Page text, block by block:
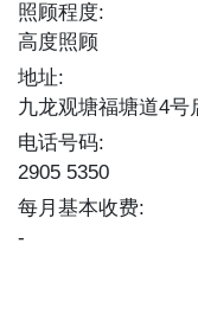
照顾程度:
高度照顾
地址:
九龙观塘福塘道4号
电话号码:
2905 5350
每月基本收费:
-